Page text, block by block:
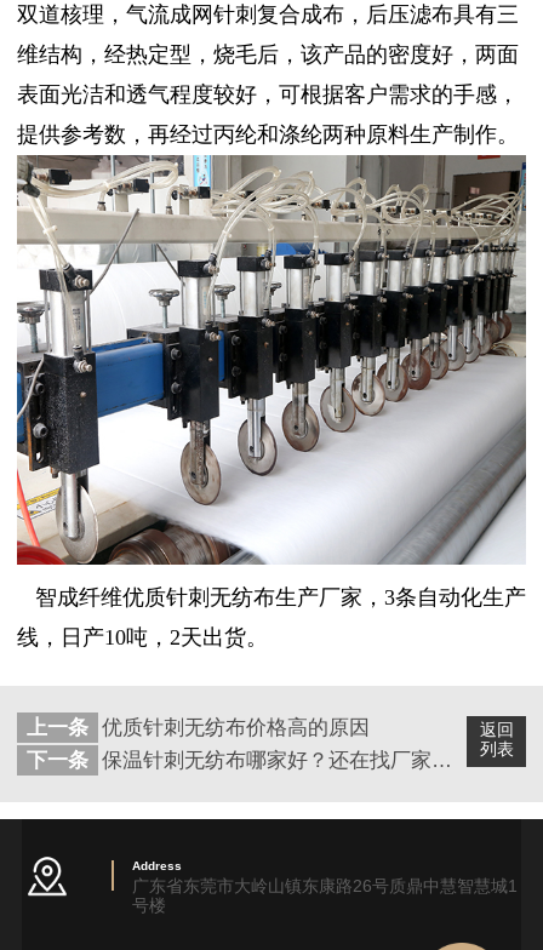
双道核理，气流成网针刺复合成布，后压滤布具有三
维结构，经热定型，烧毛后，该产品的密度好，两面
表面光洁和透气程度较好，可根据客户需求的手感，
提供参考数，再经过丙纶和涤纶两种原料生产制作。
智成纤维优质针刺无纺布生产厂家，3条自动化生产
线，日产10吨，2天出货。
返回
列表
上一条 优质针刺无纺布价格高的原因
下一条 保温针刺无纺布哪家好？还在找厂家的看这里
Address
广东省东莞市大岭山镇东康路26号质鼎中慧智慧城1
号楼